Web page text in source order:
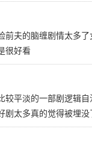
前夫的脑缠剧情太多
很好看
较平淡的一部剧逻辑
剧太多真的觉得被埋没